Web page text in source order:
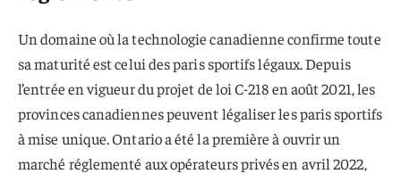
Un domaine où la technologie canadienne confirme toute
sa maturité est celui des paris sportifs légaux. Depuis
l’entrée en vigueur du projet de loi C-218 en août 2021, les
provinces canadiennes peuvent légaliser les paris sportifs
à mise unique. Ontario a été la première à ouvrir un
marché réglementé aux opérateurs privés en avril 2022,